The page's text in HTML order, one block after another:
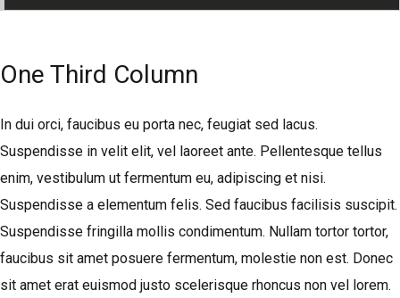
One Third Column
In dui orci, faucibus eu porta nec, feugiat sed lacus.
Suspendisse in velit elit, vel laoreet ante. Pellentesque tellus
enim, vestibulum ut fermentum eu, adipiscing et nisi.
Suspendisse a elementum felis. Sed faucibus facilisis suscipit.
Suspendisse fringilla mollis condimentum. Nullam tortor tortor,
faucibus sit amet posuere fermentum, molestie non est. Donec
sit amet erat euismod justo scelerisque rhoncus non vel lorem.